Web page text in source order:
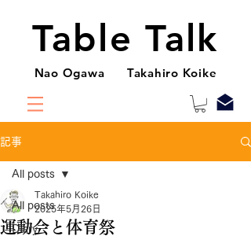
Table Talk
Nao Ogawa Takahiro Koike
記事
All posts
Diary
All posts
運動会と体育祭
Takahiro Koike
2025年5月26日